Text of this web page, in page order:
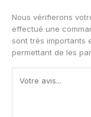
DESCRIPTIF
Donnez à votre
Oud Purple dans
rafraîchisseur
automatiquement à
de livraison.
Nous vérifierons
effectué une
sont très importants
permettant de les